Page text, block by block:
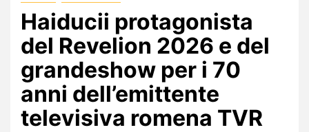
Haiducii protagonista
del Revelion 2026 e del
grandeshow per i 70
anni dell’emittente
televisiva romena TVR